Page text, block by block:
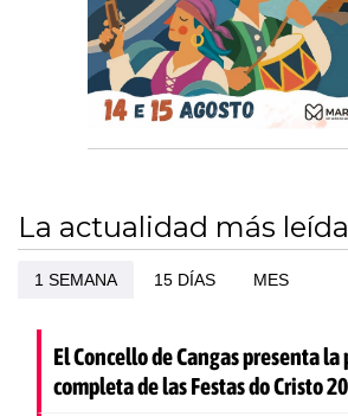
La actualidad más leída
1 SEMANA 15 DÍAS MES
El Concello de Cangas presenta
completa de las Festas do Cristo